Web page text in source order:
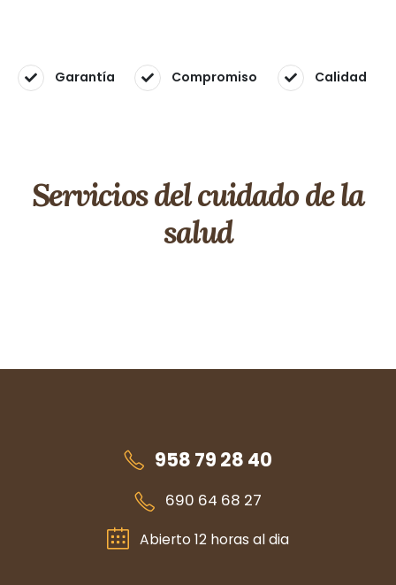
Garantía Compromiso Calidad
Servicios del cuidado de la
salud
958 79 28 40
690 64 68 27
Abierto 12 horas al dia